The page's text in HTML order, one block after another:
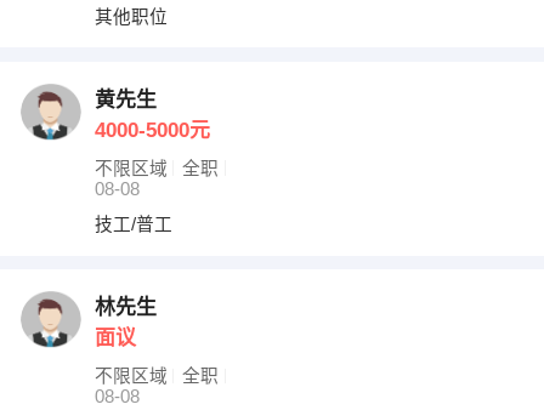
出纳
其他职位
其他职位
黄先生
4000-5000元
不限区域
全职
08-08
技工/普工
林先生
面议
不限区域
全职
08-08